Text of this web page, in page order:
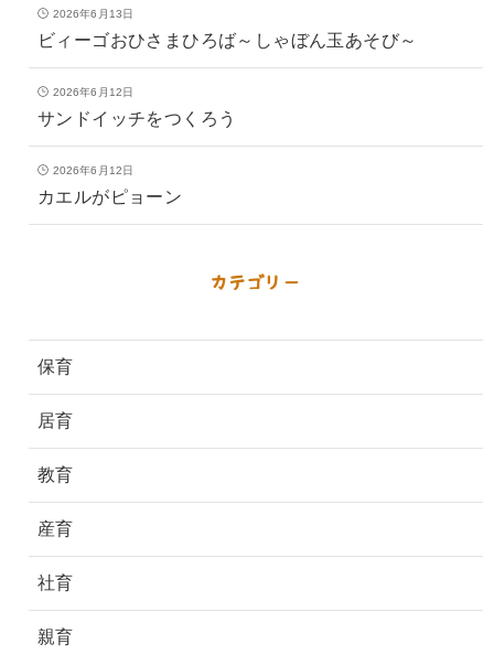
2026年6月13日
ビィーゴおひさまひろば～しゃぼん玉あそび～
2026年6月12日
サンドイッチをつくろう
2026年6月12日
カエルがピョーン
カテゴリー
保育
居育
教育
産育
社育
親育